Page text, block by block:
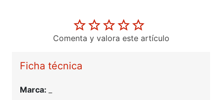
Comenta y valora este artículo
Ficha técnica
Marca: